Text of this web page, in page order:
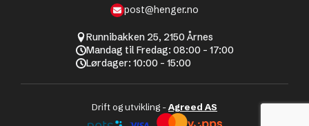
post@henger.no
Runnibakken 25, 2150 Årnes
Mandag til Fredag: 08:00 - 17:00
Lørdager: 10:00 - 15:00
Drift og utvikling -Agreed AS